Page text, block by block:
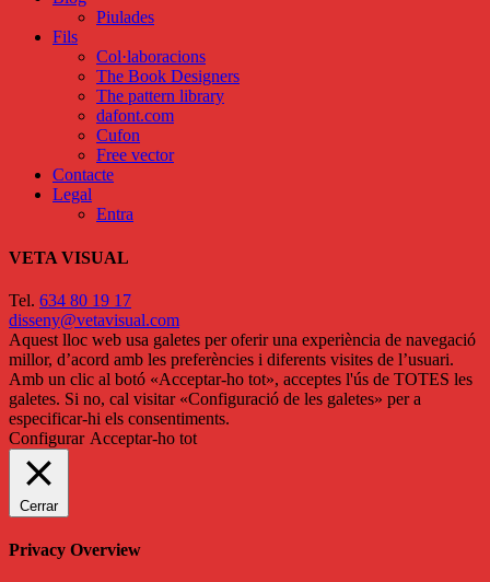
Piulades
Fils
Col·laboracions
The Book Designers
The pattern library
dafont.com
Cufon
Free vector
Contacte
Legal
Entra
VETA VISUAL
Tel. 634 80 19 17
disseny@vetavisual.com
Aquest lloc web usa galetes per oferir una experiència de navegació
millor, d’acord amb les preferències i diferents visites de l’usuari.
Amb un clic al botó «Acceptar-ho tot», acceptes l'ús de TOTES les
galetes. Si no, cal visitar «Configuració de les galetes» per a
especificar-hi els consentiments.
Configurar Acceptar-ho tot
Cerrar
Privacy Overview